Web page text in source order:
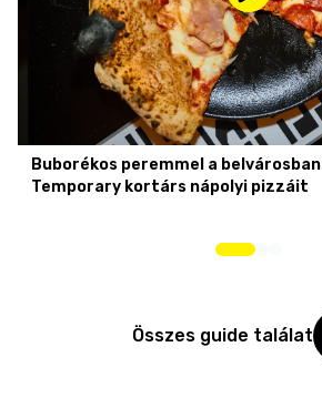
Buborékos peremmel a
Temporary kortárs nápolyi pizzáit
Összes guide találat